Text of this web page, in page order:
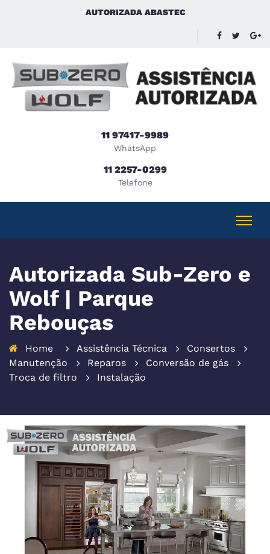
AUTORIZADA ABASTEC
11 97417-9989
WhatsApp
11 2257-0299
Telefone
Autorizada Sub-Zero e
Wolf | Parque
Rebouças
Home Assistência Técnica
Consertos
Manutenção
Reparos
Conversão de gás
Troca de filtro
Instalação